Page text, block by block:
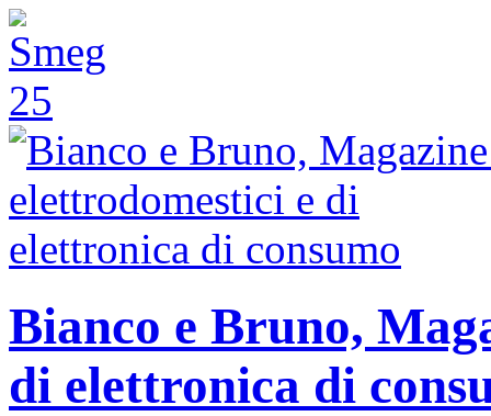
Bianco e Bruno,
di elettronica di